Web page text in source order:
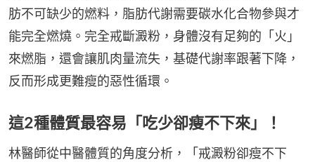
肪不可缺少的燃料，脂肪代謝需要碳水化合物參與才
能完全燃燒。完全戒斷澱粉，身體沒有足夠的「火」
來燃脂，還會讓肌肉量流失，基礎代謝率跟著下降，
反而形成更難瘦的惡性循環。
這2種體質最容易「吃少卻瘦不下來」！
林醫師從中醫體質的角度分析，「戒澱粉卻瘦不下